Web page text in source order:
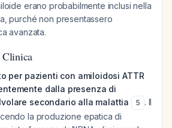
erano probabilmente inclusi nella
purché non presentassero
avanzata.
Clinica
per pazienti con amiloidosi ATTR
dalla presenza di
secondario alla malattia
5 . Il
la produzione epatica di